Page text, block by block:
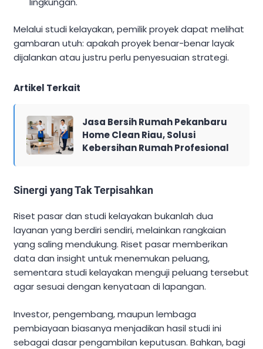
Melalui studi kelayakan, pemilik proyek dapat melihat
gambaran utuh: apakah proyek benar-benar layak
dijalankan atau justru perlu penyesuaian strategi.
Artikel Terkait
Jasa Bersih Rumah Pekanbaru
Home Clean Riau, Solusi
Kebersihan Rumah Profesional
Sinergi yang Tak Terpisahkan
Riset pasar dan studi kelayakan bukanlah dua
layanan yang berdiri sendiri, melainkan rangkaian
yang saling mendukung. Riset pasar memberikan
data dan insight untuk menemukan peluang,
sementara studi kelayakan menguji peluang tersebut
agar sesuai dengan kenyataan di lapangan.
Investor, pengembang, maupun lembaga
pembiayaan biasanya menjadikan hasil studi ini
sebagai dasar pengambilan keputusan. Bahkan, bagi